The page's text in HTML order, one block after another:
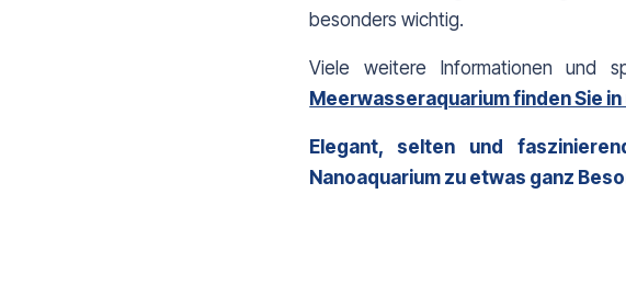
besonders wichtig.
Viele weitere Informationen und
Meerwasseraquarium finden Sie
Elegant, selten und
Nanoaquarium zu etwas ganz